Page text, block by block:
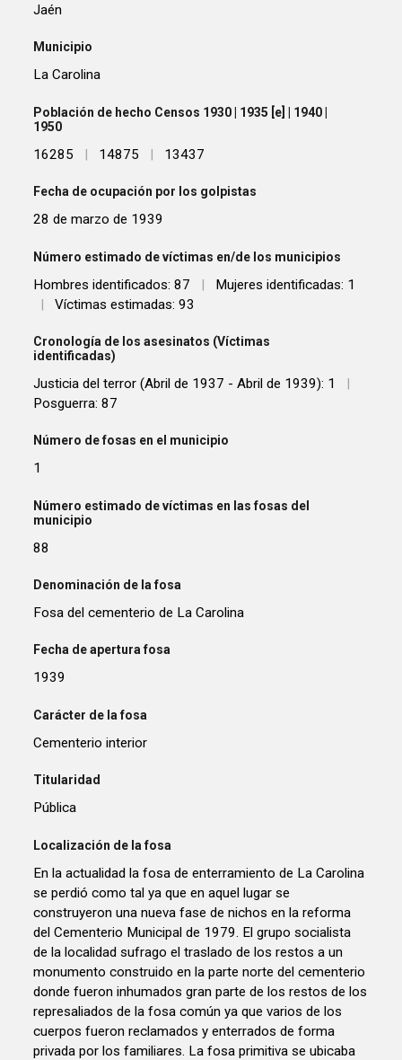
Jaén
Municipio
La Carolina
Población de hecho Censos 1930 | 1935 [e] | 1940 |
1950
16285 | 14875 | 13437
Fecha de ocupación por los golpistas
28 de marzo de 1939
Número estimado de víctimas en/de los municipios
Hombres identificados: 87 |
Mujeres identificadas: 1
|
Víctimas estimadas: 93
Cronología de los asesinatos (Víctimas
identificadas)
Justicia del terror (Abril de 1937 - Abril de 1939): 1
|
Posguerra: 87
Número de fosas en el municipio
1
Número estimado de víctimas en las fosas del
municipio
88
Denominación de la fosa
Fosa del cementerio de La Carolina
Fecha de apertura fosa
1939
Carácter de la fosa
Cementerio interior
Titularidad
Pública
Localización de la fosa
En la actualidad la fosa de enterramiento de La Carolina
se perdió como tal ya que en aquel lugar se
construyeron una nueva fase de nichos en la reforma
del Cementerio Municipal de 1979. El grupo socialista
de la localidad sufrago el traslado de los restos a un
monumento construido en la parte norte del cementerio
donde fueron inhumados gran parte de los restos de los
represaliados de la fosa común ya que varios de los
cuerpos fueron reclamados y enterrados de forma
privada por los familiares. La fosa primitiva se ubicaba